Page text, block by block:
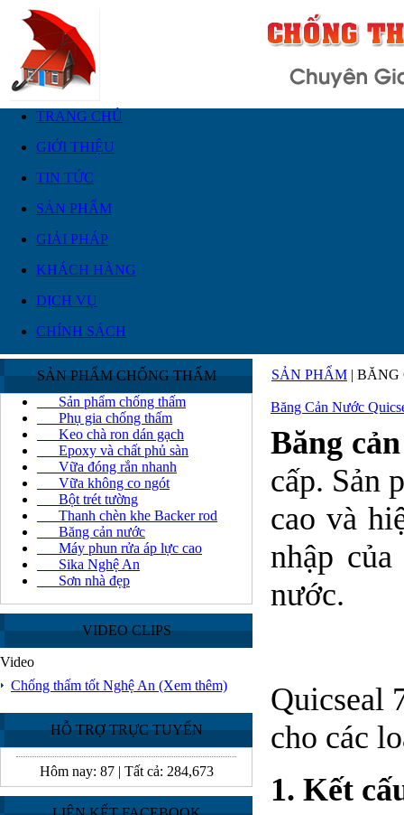
TRANG CHỦ
GIỚI THIỆU
TIN TỨC
SẢN PHẨM
GIẢI PHÁP
KHÁCH HÀNG
DỊCH VỤ
CHÍNH SÁCH
SẢN PHẨM CHỐNG THẤM
Sản phẩm chống thấm
Phụ gia chống thấm
Keo chà ron dán gạch
Epoxy và chất phủ sàn
Vữa đóng rắn nhanh
Vữa không co ngót
Bột trét tường
Thanh chèn khe Backer rod
Băng cản nước
Máy phun rửa áp lực cao
Sika Nghệ An
Sơn nhà đẹp
VIDEO CLIPS
Video
Chống thấm tốt Nghệ An (Xem thêm)
HỖ TRỢ TRỰC TUYẾN
Hôm nay: 87| Tất cả: 284,673
SẢN PHẨM | BĂNG
Băng Cản Nước
Băng
cấp. Sản
cao và
nhập
nước.
Quicseal
cho các
1. Kết